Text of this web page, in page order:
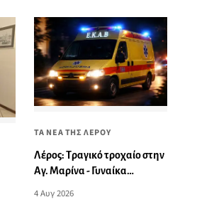
ΤΑ ΝΕΑ ΤΗΣ ΛΕΡΟΥ
Λέρος: Τραγικό τροχαίο στην
Αγ. Μαρίνα - Γυναίκα
4 Αυγ 2026